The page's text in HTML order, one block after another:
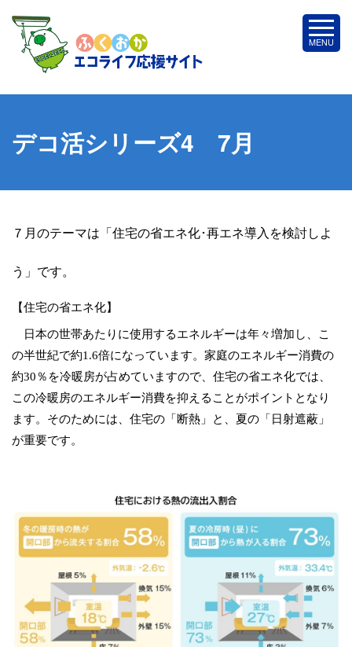
デコ活シリーズ4 7月
７月のテーマは「住宅の省エネ化･再エネ導入を検討しよ
う」です。
【住宅の省エネ化】
日本の世帯あたりに使用するエネルギーは年々増加し、こ
の半世紀で約1.6倍になっています。家庭のエネルギー消費の
約30％を冷暖房が占めていますので、住宅の省エネ化では、
この冷暖房のエネルギー消費を抑えることがポイントとなり
ます。そのためには、住宅の「断熱」と、夏の「日射遮蔽」
が重要です。